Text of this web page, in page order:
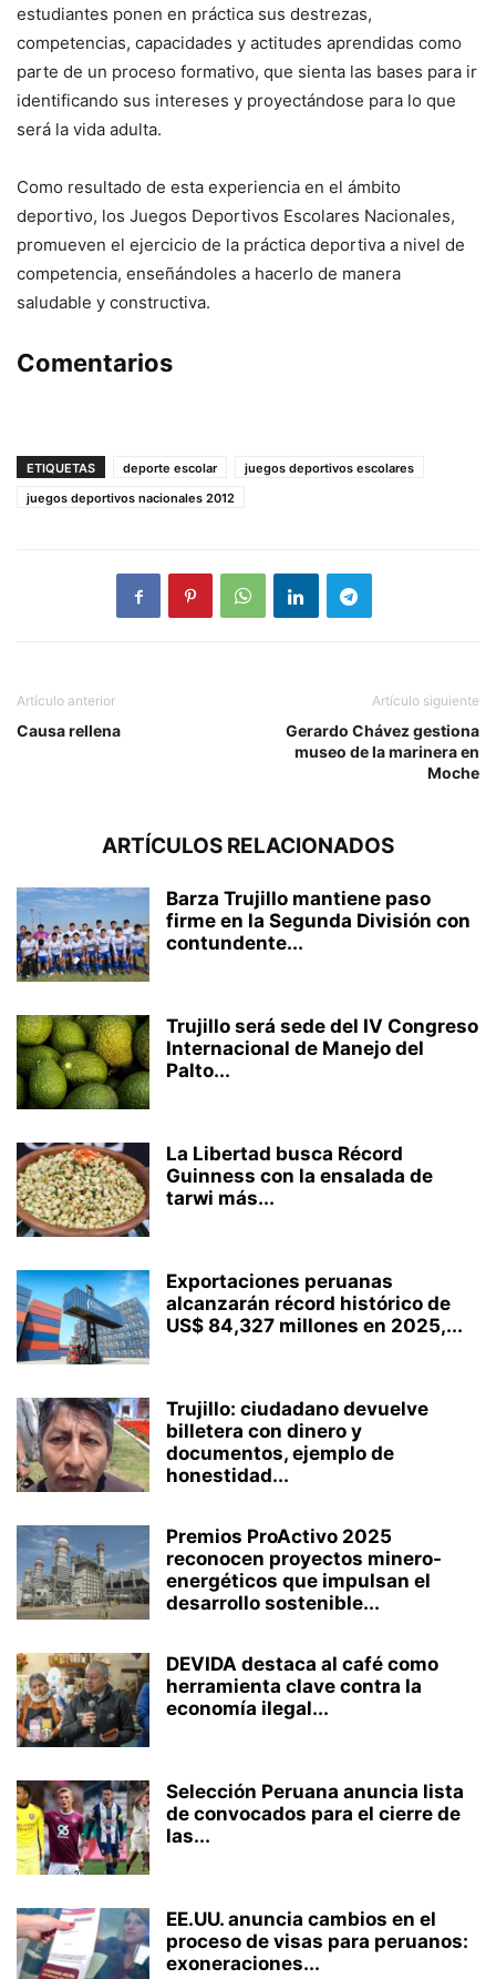
estudiantes ponen en práctica sus destrezas,
competencias, capacidades y actitudes aprendidas como
parte de un proceso formativo, que sienta las bases para ir
identificando sus intereses y proyectándose para lo que
será la vida adulta.
Como resultado de esta experiencia en el ámbito
deportivo, los Juegos Deportivos Escolares Nacionales,
promueven el ejercicio de la práctica deportiva a nivel de
competencia, enseñándoles a hacerlo de manera
saludable y constructiva.
Comentarios
ETIQUETAS deporte escolar
juegos deportivos escolares
juegos deportivos nacionales 2012
Artículo anterior
Causa rellena
Artículo siguiente
Gerardo Chávez gestiona
museo de la marinera en
Moche
ARTÍCULOS RELACIONADOS
Barza Trujillo mantiene paso
firme en la Segunda División con
contundente...
Trujillo será sede del IV Congreso
Internacional de Manejo del
Palto...
La Libertad busca Récord
Guinness con la ensalada de
tarwi más...
Exportaciones peruanas
alcanzarán récord histórico de
US$ 84,327 millones en 2025,...
Trujillo: ciudadano devuelve
billetera con dinero y
documentos, ejemplo de
honestidad...
Premios ProActivo 2025
reconocen proyectos minero-
energéticos que impulsan el
desarrollo sostenible...
DEVIDA destaca al café como
herramienta clave contra la
economía ilegal...
Selección Peruana anuncia lista
de convocados para el cierre de
las...
EE.UU. anuncia cambios en el
proceso de visas para peruanos:
exoneraciones...